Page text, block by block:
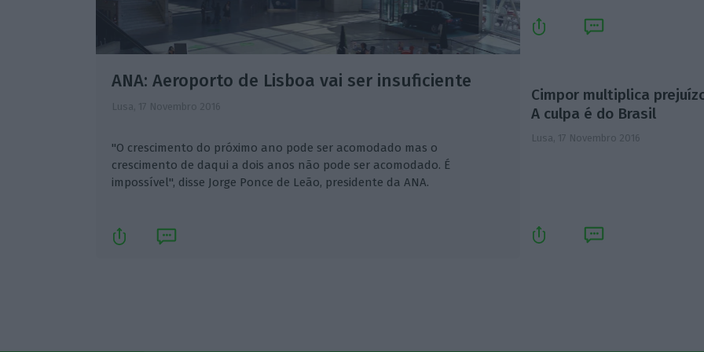
ANA: Aeroporto de Lisboa vai ser insuficiente
Lusa, 17 Novembro 2016
"O crescimento do próximo ano pode ser acomodado mas o
crescimento de daqui a dois anos não pode ser acomodado. É
impossível", disse Jorge Ponce de Leão, presidente da ANA.
Cimpor multiplica
A culpa é do Brasil
Lusa, 17 Novembro 2016